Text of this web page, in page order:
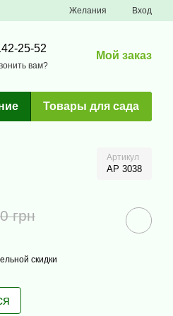
Желания Вход
25-52
вам?
Мой заказ
Товары для сада
Артикул
AP 3038
грн
скидки